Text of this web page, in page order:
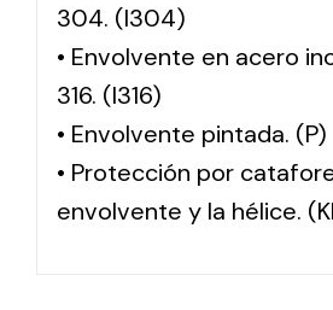
304. (I304)
• Envolvente en acero
316. (I316)
• Envolvente pintada. (P)
• Protección por
envolvente y la hélice.